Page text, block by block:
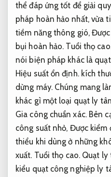
thể đáp ứng tốt để giải
pháp hoàn hảo nhất, vừa
tiềm năng thông gió,
bụi hoàn hảo. Tuổi thọ
nói biện pháp khác là
Hiệu suất ổn định.kích
dừng máy.Chúng mang
khác gì một loại quạt ly
Gia công chuẩn xác.Bên
công suất nhỏ, Được kiểm
thiểu khi dùng ở những
xuất. Tuổi thọ cao.Quạt ly
kiểu quạt công nghiệp ly